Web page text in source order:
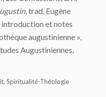
, trad. Eugène
introduction et notes
augustinienne »,
Augustiniennes,
, Spiritualité-Théologie